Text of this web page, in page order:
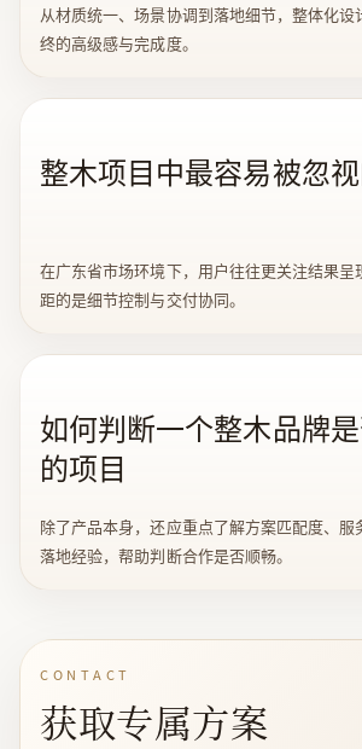
从材质统一、场景协调到落地细节，整体化
终的高级感与完成度。
整木项目中最容易被忽
在广东省市场环境下，用户往往更关注结果呈
距的是细节控制与交付协同。
如何判断一个整木品牌
的项目
除了产品本身，还应重点了解方案匹配度、服
落地经验，帮助判断合作是否顺畅。
CONTACT
获取专属方案